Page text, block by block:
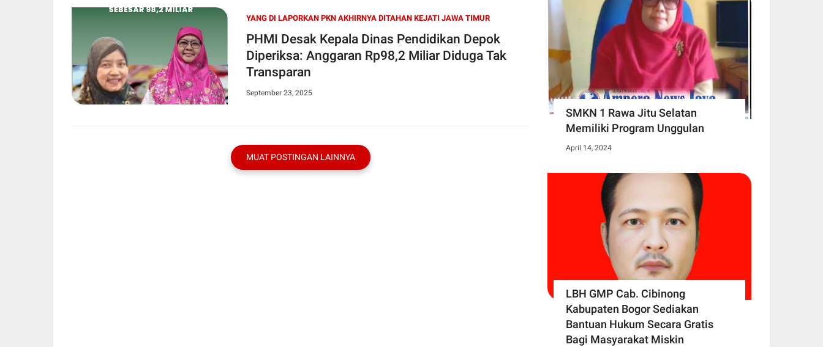
YANG DI LAPORKAN PKN AKHIRNYA DITAHAN KEJATI JAWA TIMUR
PHMI Desak Kepala Dinas Pendidikan Depok
Diperiksa: Anggaran Rp98,2 Miliar Diduga Tak
Transparan
September 23, 2025
MUAT POSTINGAN LAINNYA
SMKN 1 Rawa Jitu Selatan
Memiliki Program Unggulan
April 14, 2024
LBH GMP Cab. Cibinong
Kabupaten Bogor Sediakan
Bantuan Hukum Secara Gratis
Bagi Masyarakat Miskin